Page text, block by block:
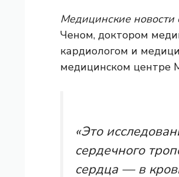
Медицинские новости
Ченом, доктором
кардиологом и
медицинском центре
«Это
сердечного
сердца — в